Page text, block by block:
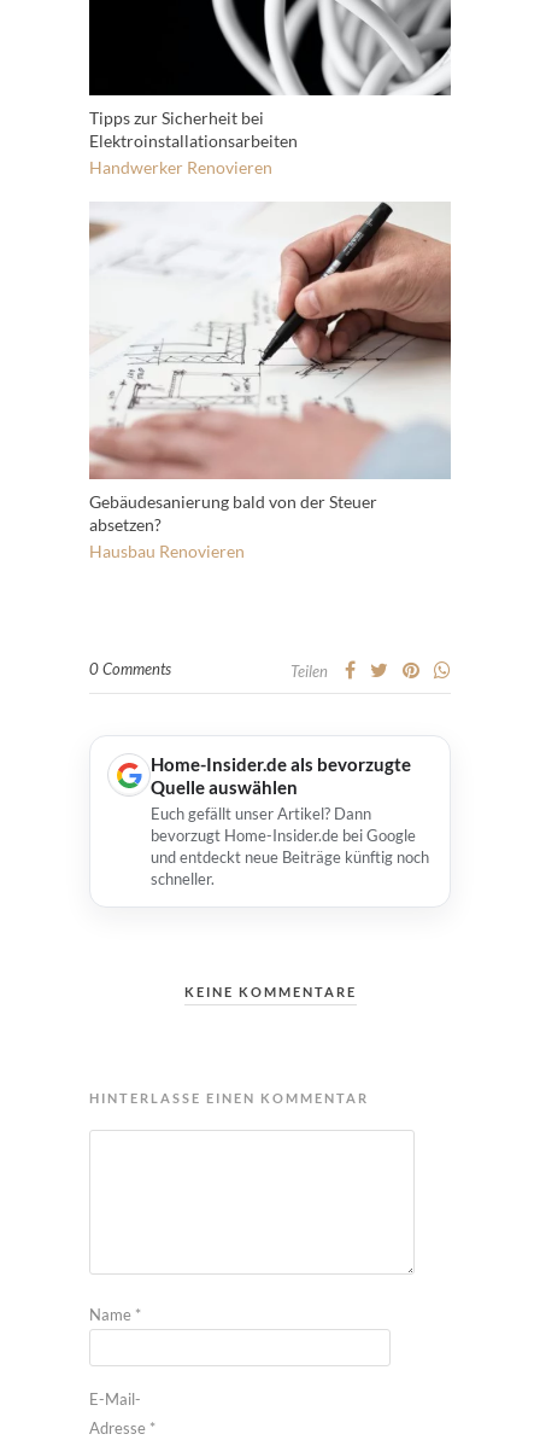
Tipps zur Sicherheit bei
Elektroinstallationsarbeiten
Handwerker Renovieren
Gebäudesanierung bald von der Steuer
absetzen?
Hausbau Renovieren
0 Comments Teilen
Home-Insider.de als bevorzugte
Quelle auswählen
Euch gefällt unser Artikel? Dann
bevorzugt Home-Insider.de bei Google
und entdeckt neue Beiträge künftig noch
schneller.
KEINE KOMMENTARE
HINTERLASSE EINEN KOMMENTAR
Name *
E-Mail-
Adresse *